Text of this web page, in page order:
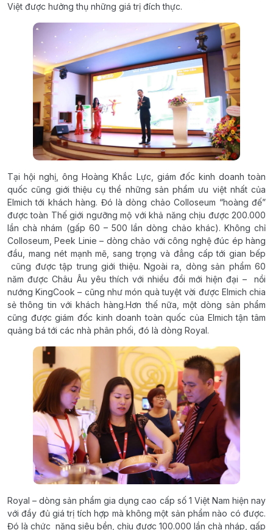
Việt được hưởng thụ những giá trị đích thực.
Tại hội nghị, ông Hoàng Khắc Lực, giám đốc kinh doanh toàn
quốc cũng giới thiệu cụ thể những sản phẩm ưu việt nhất của
Elmich tới khách hàng. Đó là dòng chảo Colloseum “hoàng đế”
được toàn Thế giới ngưỡng mộ với khả năng chịu được 200.000
lần chà nhám (gấp 60 – 500 lần dòng chảo khác). Không chỉ
Colloseum, Peek Linie – dòng chảo với công nghệ đúc ép hàng
đầu, mang nét mạnh mẽ, sang trọng và đẳng cấp tới gian bếp
cũng được tập trung giới thiệu. Ngoài ra, dòng sản phẩm 60
năm được Châu Âu yêu thích với nhiều đổi mới hiện đại – nồi
nướng KingCook – cũng như món quà tuyệt vời được Elmich chia
sẻ thông tin với khách hàng.Hơn thế nữa, một dòng sản phẩm
cũng được giám đốc kinh doanh toàn quốc của Elmich tận tâm
quảng bá tới các nhà phân phối, đó là dòng Royal.
Royal – dòng sản phẩm gia dụng cao cấp số 1 Việt Nam hiện nay
với đầy đủ giá trị tích hợp mà không một sản phẩm nào có được.
Đó là chức năng siêu bền, chịu được 100.000 lần chà nháp, gấp